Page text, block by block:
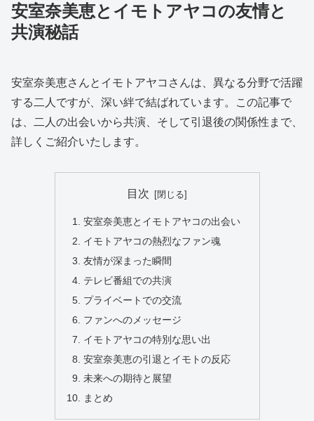
安室奈美恵とイモトアヤコの友情と
共演秘話
安室奈美恵さんとイモトアヤコさんは、異なる分野で活躍
する二人ですが、深い絆で結ばれています。この記事で
は、二人の出会いから共演、そして引退後の関係性まで、
詳しくご紹介いたします。
目次
安室奈美恵とイモトアヤコの出会い
イモトアヤコの熱烈なファン魂
友情が深まった瞬間
テレビ番組での共演
プライベートでの交流
ファンへのメッセージ
イモトアヤコの特別な思い出
安室奈美恵の引退とイモトの反応
未来への期待と展望
まとめ